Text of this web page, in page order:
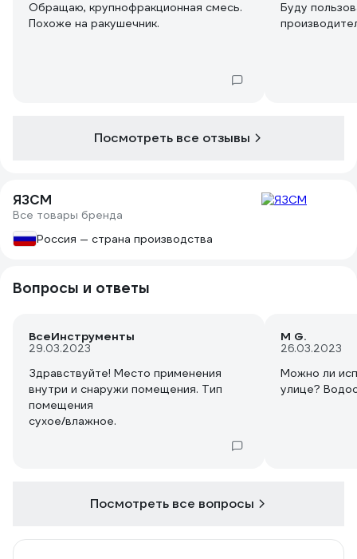
Обращаю, крупнофракционная смесь.
Похоже на ракушечник.
Буду
Посмотреть все отзывы
ЯЗСМ
Все товары бренда
Россия — страна производства
Вопросы и ответы
ВсеИнструменты
29.03.2023
Здравствуйте! Место применения
внутри и снаружи помещения. Тип
помещения
сухое/влажное.
M G.
26.03.2023
Можно ли
улице?
Посмотреть все вопросы